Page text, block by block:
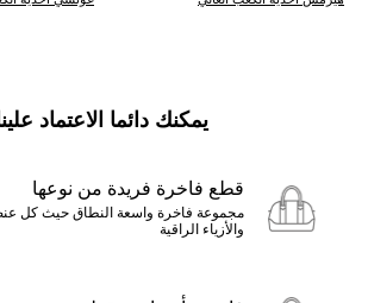
يمكنك دائما الاعتماد
قطع فاخرة فريدة من نوعها
مجموعة فاخرة واسعة النطاق حيث كل
والأزياء الراقية